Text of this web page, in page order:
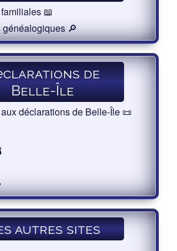
📖
🔎
de
Belle-Île
déclarations de Belle-Île 📜
autres sites